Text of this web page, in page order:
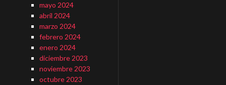
mayo 2024
abril 2024
marzo 2024
febrero 2024
enero 2024
diciembre 2023
noviembre 2023
octubre 2023